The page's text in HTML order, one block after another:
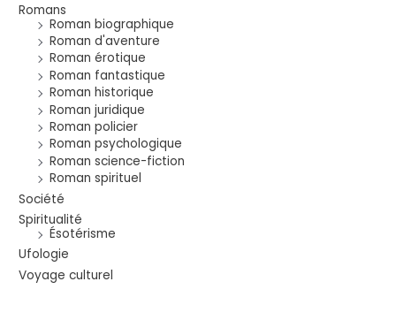
Romans
Roman biographique
Roman d'aventure
Roman érotique
Roman fantastique
Roman historique
Roman juridique
Roman policier
Roman psychologique
Roman science-fiction
Roman spirituel
Société
Spiritualité
Ésotérisme
Ufologie
Voyage culturel